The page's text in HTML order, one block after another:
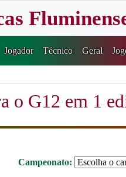
Jogador Técnico Geral
o G12 em 1
Campeonato: